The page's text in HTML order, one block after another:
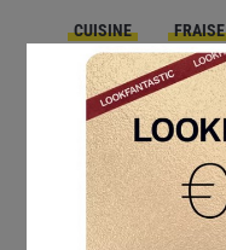
CUISINE FRAISE
RECETTE FACILE